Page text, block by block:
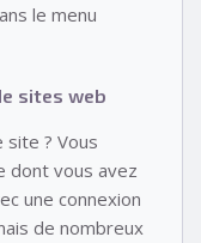
le menu
sites web
? Vous
dont vous avez
une connexion
de nombreux